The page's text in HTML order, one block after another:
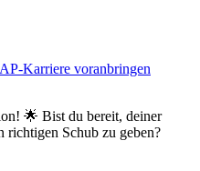
Karriere voranbringen
🌟 Bist du bereit, deiner
richtigen Schub zu geben?